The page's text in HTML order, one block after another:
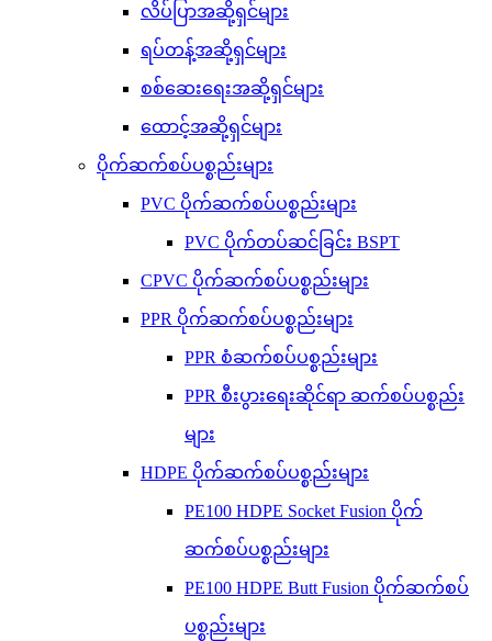
လိပ်ပြာအဆို့ရှင်များ
ရပ်တန့်အဆို့ရှင်များ
စစ်ဆေးရေးအဆို့ရှင်များ
ထောင့်အဆို့ရှင်များ
ပိုက်ဆက်စပ်ပစ္စည်းများ
PVC ပိုက်ဆက်စပ်ပစ္စည်းများ
PVC ပိုက်တပ်ဆင်ခြင်း BSPT
CPVC ပိုက်ဆက်စပ်ပစ္စည်းများ
PPR ပိုက်ဆက်စပ်ပစ္စည်းများ
PPR စံဆက်စပ်ပစ္စည်းများ
PPR စီးပွားရေးဆိုင်ရာ ဆက်စပ်ပစ္စည်း
များ
HDPE ပိုက်ဆက်စပ်ပစ္စည်းများ
PE100 HDPE Socket Fusion ပိုက်
ဆက်စပ်ပစ္စည်းများ
PE100 HDPE Butt Fusion ပိုက်ဆက်စပ်
ပစ္စည်းများ